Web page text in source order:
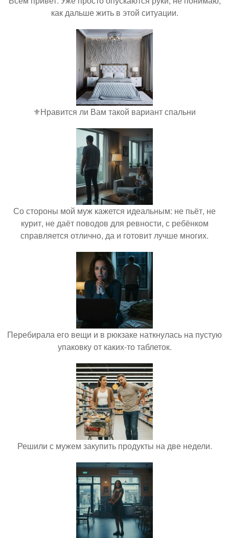
как дальше жить в этой ситуации.
⚜️Нравится ли Вам такой вариант спальни
Со стороны мой муж кажется идеальным: не пьёт, не
курит, не даёт поводов для ревности, с ребёнком
справляется отлично, да и готовит лучше многих.
Перебирала его вещи и в рюкзаке наткнулась на пустую
упаковку от каких-то таблеток.
Решили с мужем закупить продукты на две недели.